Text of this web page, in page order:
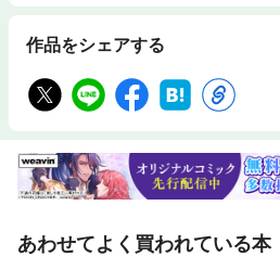
作品をシェアする
あわせてよく買われている本